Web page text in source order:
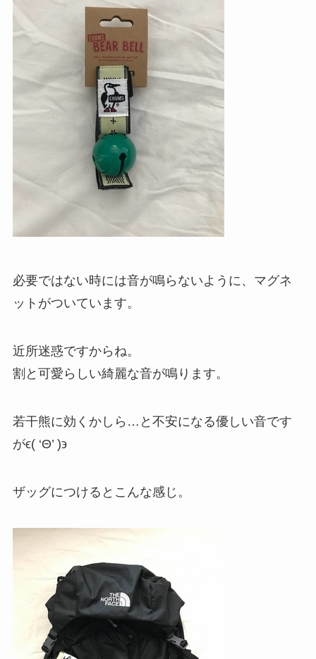
必要ではない時には音が鳴らないように、マグネ
ットがついています。
近所迷惑ですからね。
割と可愛らしい綺麗な音が鳴ります。
若干熊に効くかしら…と不安になる優しい音です
がϵ( ‘Θ’ )϶
ザッグにつけるとこんな感じ。